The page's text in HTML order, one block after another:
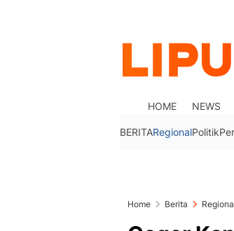
HOME NEWS
BERITARegionalPolitik
Home Berita